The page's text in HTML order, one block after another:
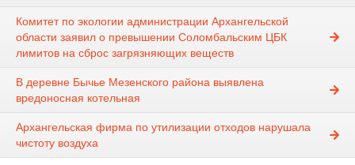
Комитет по экологии администрации Архангельской
области заявил о превышении Соломбальским ЦБК
лимитов на сброс загрязняющих веществ
В деревне Бычье Мезенского района выявлена
вредоносная котельная
Архангельская фирма по утилизации отходов нарушала
чистоту воздуха